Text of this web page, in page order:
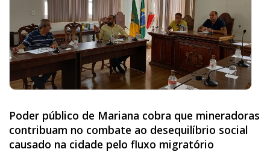
Poder público de Mariana cobra que mineradoras
contribuam no combate ao desequilíbrio social
causado na cidade pelo fluxo migratório